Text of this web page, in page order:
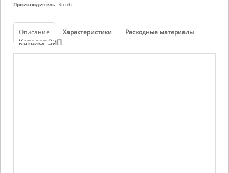
Производитель: Ricoh
Описание Характеристики Расходные материалы
Каталог ЗиП